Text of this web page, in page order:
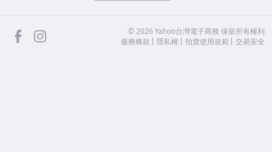
facebook ©2026 Yahoo台灣電子商務 保留所有權利
服務條款
隱私權 拍賣使用規範 交易安全